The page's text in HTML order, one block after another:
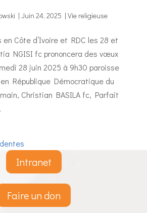
| Juin 24, 2025 | Vie religieuse
Côte d’Ivoire et RDC les 28 et
NGISI fc prononcera des vœux
28 juin 2025 à 9h30 paroisse
République Démocratique du
Christian BASILA fc, Parfait
Intranet
Faire un don